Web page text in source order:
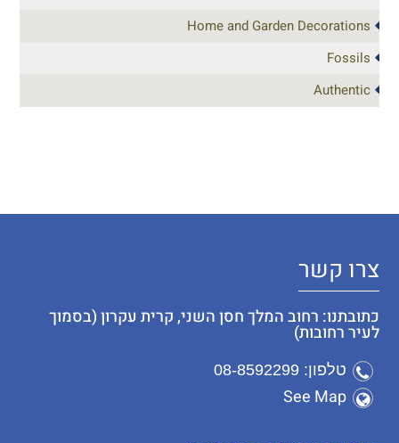
Home and Garden Decorations
Fossils
Authentic
צרו קשר
כתובתנו: רחוב המלך חסן השני, קרית עקרון (בסמוך
לעיר רחובות)
טלפון: 08-8592299
See Map